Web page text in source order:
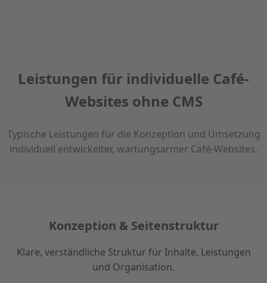
Leistungen für individuelle Café-
Websites ohne CMS
Typische Leistungen für die Konzeption und Umsetzung
individuell entwickelter, wartungsarmer Café-Websites.
Konzeption & Seitenstruktur
Klare, verständliche Struktur für Inhalte, Leistungen
und Organisation.